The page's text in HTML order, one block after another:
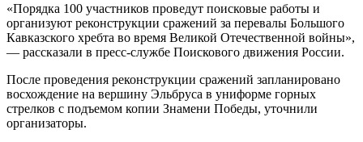
«Порядка 100 участников проведут поисковые работы и
организуют реконструкции сражений за перевалы Большого
Кавказского хребта во время Великой Отечественной войны»,
— рассказали в пресс-службе Поискового движения России.
После проведения реконструкции сражений запланировано
восхождение на вершину Эльбруса в униформе горных
стрелков с подъемом копии Знамени Победы, уточнили
организаторы.